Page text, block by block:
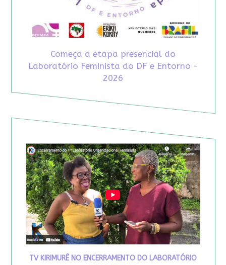
Começa a etapa presencial do
Laboratório Feminista do DF e Entorno -
2026
TV KIRIMURÊ NO ENCERRAMENTO DO LABORATÓRIO